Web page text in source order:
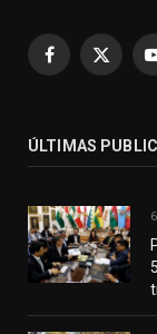
Facebook
X
ÚLTIMAS